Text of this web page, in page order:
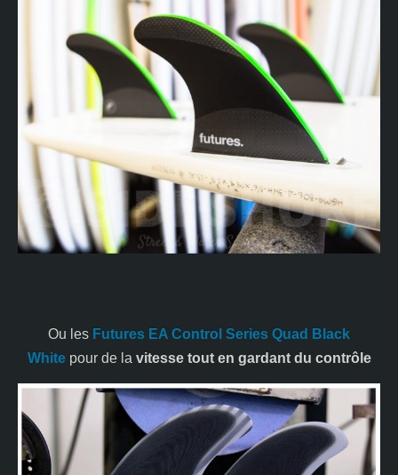
Ou les Futures EA Control Series Quad Black
White pour de la vitesse tout en gardant du contrôle